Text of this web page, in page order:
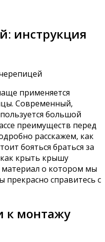
инструкция
применяется
Современный,
большой
преимуществ перед
расскажем, как
бояться браться за
крыть крышу
о котором мы
справитесь с
к монтажу